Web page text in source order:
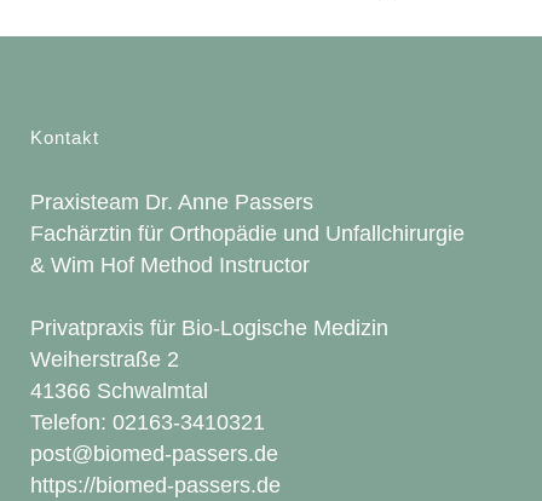
Kontakt
Praxisteam Dr. Anne Passers
Fachärztin für Orthopädie und Unfallchirurgie
& Wim Hof Method Instructor
Privatpraxis für Bio-Logische Medizin
Weiherstraße 2
41366 Schwalmtal
Telefon: 02163-3410321
post@biomed-passers.de
https://biomed-passers.de